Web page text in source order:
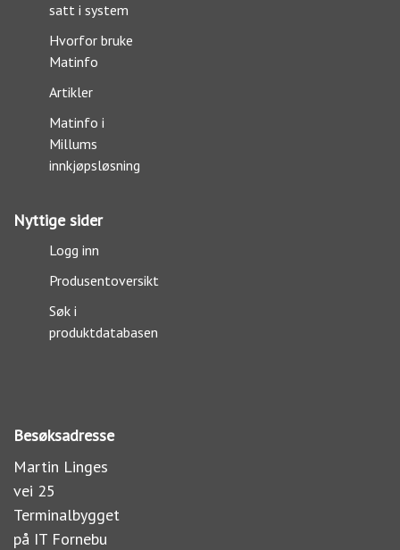
satt i system
Hvorfor bruke
Matinfo
Artikler
Matinfo i
Millums
innkjøpsløsning
Nyttige sider
Logg inn
Produsentoversikt
Søk i
produktdatabasen
Besøksadresse
Martin Linges
vei 25
Terminalbygget
på IT Fornebu